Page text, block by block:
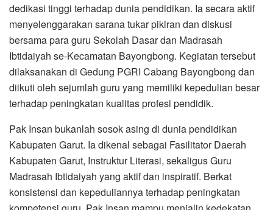
dedikasi tinggi terhadap dunia pendidikan. Ia secara aktif
menyelenggarakan sarana tukar pikiran dan diskusi
bersama para guru Sekolah Dasar dan Madrasah
Ibtidaiyah se-Kecamatan Bayongbong. Kegiatan tersebut
dilaksanakan di Gedung PGRI Cabang Bayongbong dan
diikuti oleh sejumlah guru yang memiliki kepedulian besar
terhadap peningkatan kualitas profesi pendidik.
Pak Insan bukanlah sosok asing di dunia pendidikan
Kabupaten Garut. Ia dikenal sebagai Fasilitator Daerah
Kabupaten Garut, Instruktur Literasi, sekaligus Guru
Madrasah Ibtidaiyah yang aktif dan inspiratif. Berkat
konsistensi dan kepeduliannya terhadap peningkatan